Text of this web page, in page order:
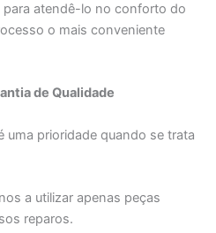
atendê-lo no conforto do
o mais conveniente
de Qualidade
uma prioridade quando se trata
a utilizar apenas peças
reparos.